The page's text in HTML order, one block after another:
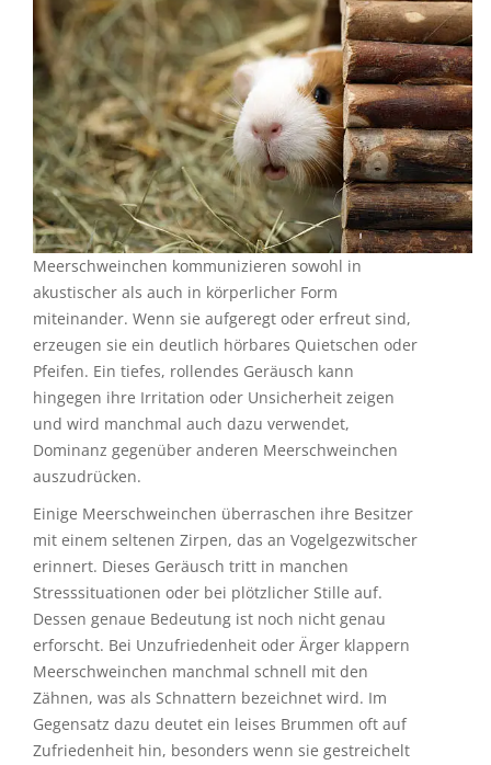
Meerschweinchen kommunizieren sowohl in
akustischer als auch in körperlicher Form
miteinander. Wenn sie aufgeregt oder erfreut sind,
erzeugen sie ein deutlich hörbares Quietschen oder
Pfeifen. Ein tiefes, rollendes Geräusch kann
hingegen ihre Irritation oder Unsicherheit zeigen
und wird manchmal auch dazu verwendet,
Dominanz gegenüber anderen Meerschweinchen
auszudrücken.
Einige Meerschweinchen überraschen ihre Besitzer
mit einem seltenen Zirpen, das an Vogelgezwitscher
erinnert. Dieses Geräusch tritt in manchen
Stresssituationen oder bei plötzlicher Stille auf.
Dessen genaue Bedeutung ist noch nicht genau
erforscht. Bei Unzufriedenheit oder Ärger klappern
Meerschweinchen manchmal schnell mit den
Zähnen, was als Schnattern bezeichnet wird. Im
Gegensatz dazu deutet ein leises Brummen oft auf